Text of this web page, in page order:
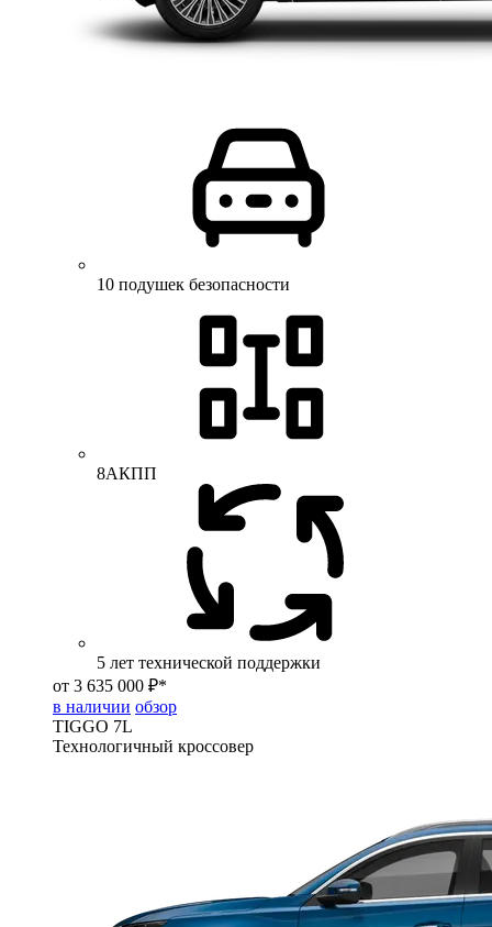
10 подушек безопасности
8АКПП
5 лет технической поддержки
от 3 635 000 ₽*
в наличии обзор
TIGGO 7L
Технологичный кроссовер